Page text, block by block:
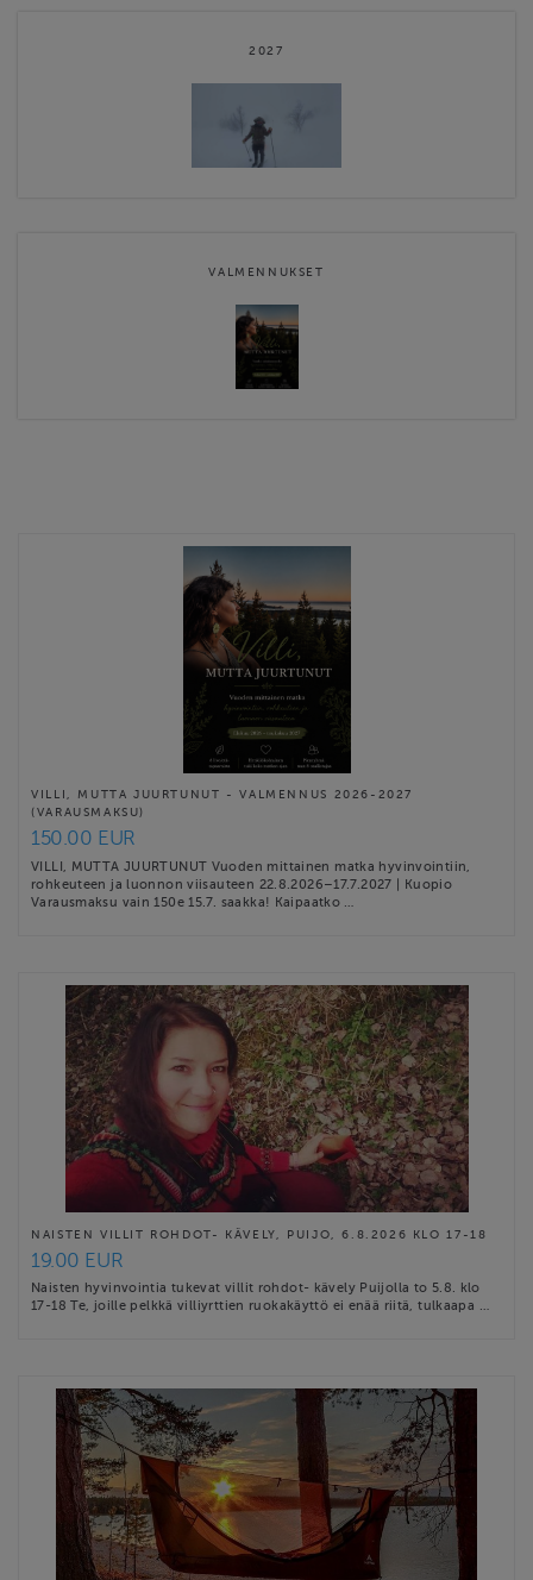
2027
VALMENNUKSET
VILLI, MUTTA JUURTUNUT - VALMENNUS 2026-2027
(VARAUSMAKSU)
150.00 EUR
VILLI, MUTTA JUURTUNUT Vuoden mittainen matka hyvinvointiin,
rohkeuteen ja luonnon viisauteen 22.8.2026–17.7.2027 | Kuopio
Varausmaksu vain 150e 15.7. saakka! Kaipaatko …
NAISTEN VILLIT ROHDOT- KÄVELY, PUIJO, 6.8.2026 KLO 17-18
19.00 EUR
Naisten hyvinvointia tukevat villit rohdot- kävely Puijolla to 5.8. klo
17-18 Te, joille pelkkä villiyrttien ruokakäyttö ei enää riitä, tulkaapa …